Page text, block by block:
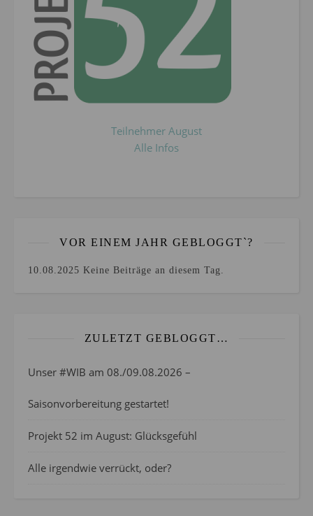
Teilnehmer August
Alle Infos
VOR EINEM JAHR GEBLOGGT`?
10.08.2025 Keine Beiträge an diesem Tag.
ZULETZT GEBLOGGT…
Unser #WIB am 08./09.08.2026 –
Saisonvorbereitung gestartet!
Projekt 52 im August: Glücksgefühl
Alle irgendwie verrückt, oder?